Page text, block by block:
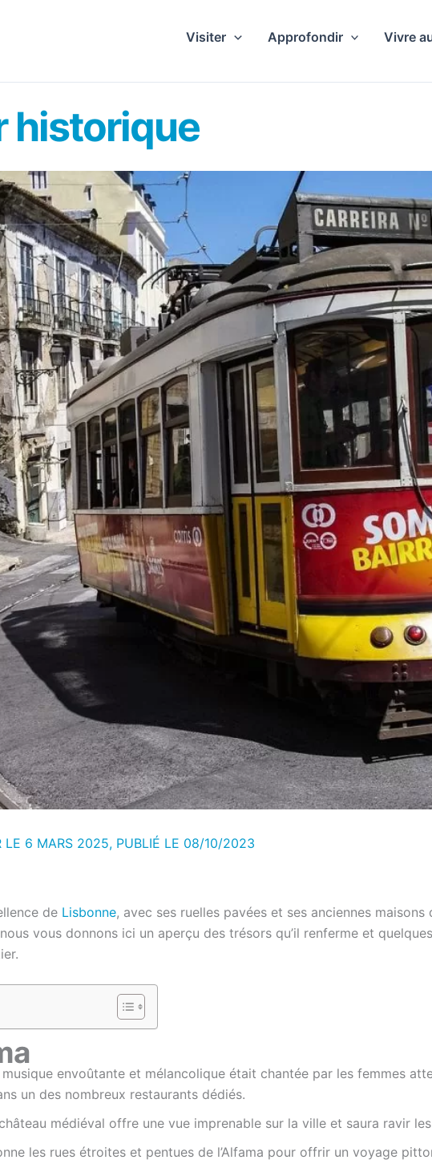
Visiter Approfondir Vivre
historique
LE 6 MARS 2025, PUBLIÉ LE 08/10/2023
de Lisbonne, avec ses ruelles pavées et ses anciennes
vous donnons ici un aperçu des trésors qu’il renferme et
musique envoûtante et mélancolique était chantée par les femmes
un des nombreux restaurants dédiés.
médiéval offre une vue imprenable sur la ville et saura ravir les
les rues étroites et pentues de l’Alfama pour offrir un voyage